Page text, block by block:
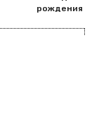
рождения